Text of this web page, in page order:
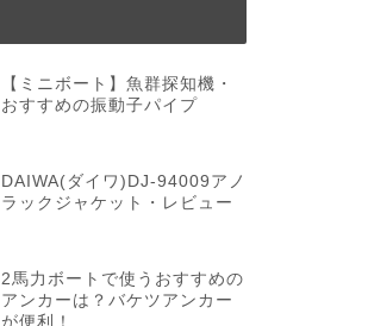
【ミニボート】魚群探知機・
おすすめの振動子パイプ
DAIWA(ダイワ)DJ-94009アノ
ラックジャケット・レビュー
2馬力ボートで使うおすすめの
アンカーは？バケツアンカー
が便利！